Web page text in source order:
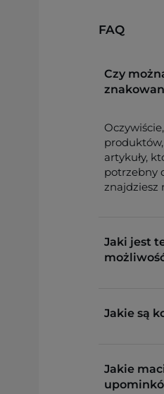
FAQ
Czy
artykuły,
potrzebny
znajdziesz
Jaki jest
Jakie są
Jakie